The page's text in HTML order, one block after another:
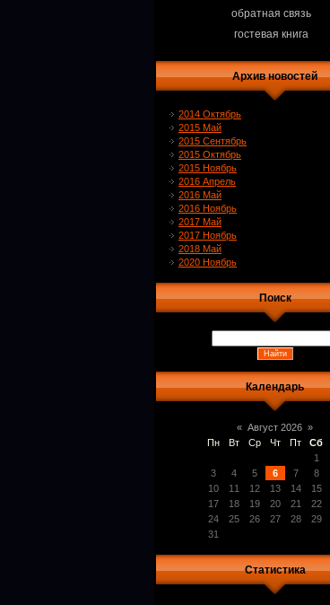
обратная связь
гостевая книга
Архив новостей
2014 Октябрь
2015 Май
2015 Сентябрь
2015 Октябрь
2015 Ноябрь
2016 Апрель
2016 Май
2016 Ноябрь
2017 Май
2017 Ноябрь
2018 Май
2020 Ноябрь
Поиск
Календарь
« Август 2026 »
Пн
Вт Ср Чт Пт Сб
1
3
4 5 6 7 8
10
11 12 13 14 15
17
18 19 20 21 22
24
25 26 27 28 29
31
Статистика